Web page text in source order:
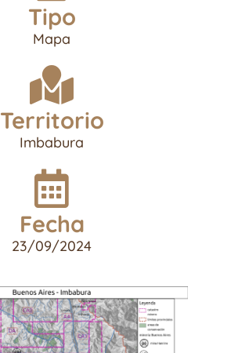
Tipo
Mapa
Territorio
Imbabura
Fecha
23/09/2024